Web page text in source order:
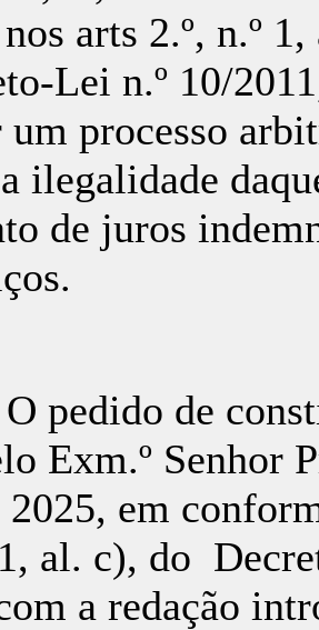
arts 2.º, n.º
Lei n.º 10/
um processo
ilegalidade
de juros
de
Exm.º Senhor
em
1, al. c), do
a redação